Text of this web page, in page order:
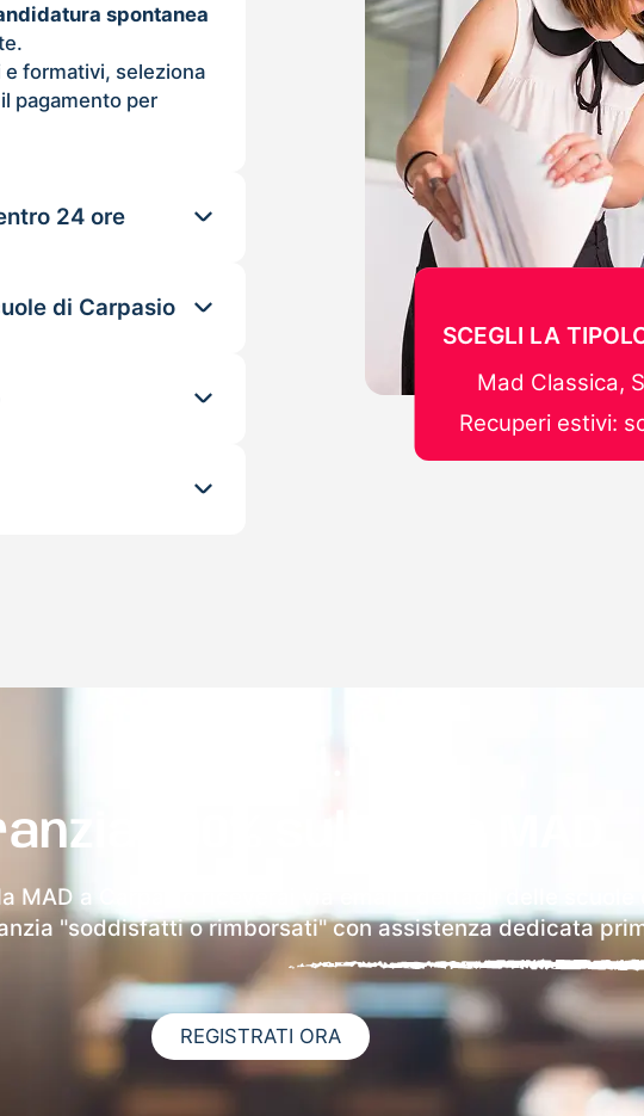
spontanea
e formativi, seleziona
pagamento per
24 ore
di Carpasio
SCEGLI LA
Mad Classica,
Recuperi estivi:
100% sulla tua MAD
MAD a Carpasio riceverai via email i dettagli delle
"soddisfatti o rimborsati" con assistenza dedicata
REGISTRATI ORA